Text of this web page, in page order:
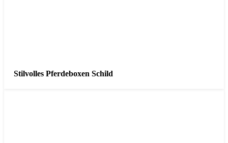
Stilvolles Pferdeboxen Schild